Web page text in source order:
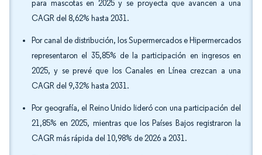
para mascotas en 2025 y se proyecta que avancen a una
CAGR del 8,62% hasta 2031.
Por canal de distribución, los Supermercados e Hipermercados
representaron el 35,85% de la participación en ingresos en
2025, y se prevé que los Canales en Línea crezcan a una
CAGR del 9,32% hasta 2031.
Por geografía, el Reino Unido lideró con una participación del
21,85% en 2025, mientras que los Países Bajos registraron la
CAGR más rápida del 10,98% de 2026 a 2031.